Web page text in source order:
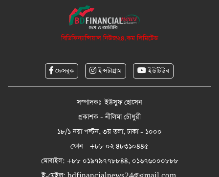
বিডিফিন্যান্সিয়াল নিউজ২৪.কম লিমিটেড
ফেসবুক ইন্সটাগ্রাম ইউটিউব
সম্পাদকঃ ইউসুফ হোসেন
প্রকাশক - নীলিমা চৌধুরী
১৮/১ নয়া পল্টন, ৩য় তলা, ঢাকা - ১০০০
ফোন - +৮৮ ০২ ৪৮৩১০৪৪৫
মোবাইল: +৮৮ ০১৯৭৯৭৭৮৮৪৪, ০১৬৭৬০০০৮৮৮